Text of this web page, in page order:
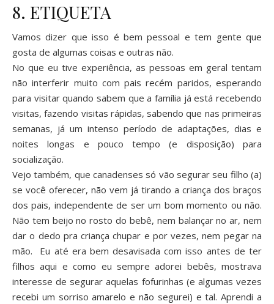
8. ETIQUETA
Vamos dizer que isso é bem pessoal e tem gente que
gosta de algumas coisas e outras não.
No que eu tive experiência, as pessoas em geral tentam
não interferir muito com pais recém paridos, esperando
para visitar quando sabem que a família já está recebendo
visitas, fazendo visitas rápidas, sabendo que nas primeiras
semanas, já um intenso período de adaptações, dias e
noites longas e pouco tempo (e disposição) para
socialização.
Vejo também, que canadenses só vão segurar seu filho (a)
se você oferecer, não vem já tirando a criança dos braços
dos pais, independente de ser um bom momento ou não.
Não tem beijo no rosto do bebê, nem balançar no ar, nem
dar o dedo pra criança chupar e por vezes, nem pegar na
mão. Eu até era bem desavisada com isso antes de ter
filhos aqui e como eu sempre adorei bebês, mostrava
interesse de segurar aquelas fofurinhas (e algumas vezes
recebi um sorriso amarelo e não segurei) e tal. Aprendi a